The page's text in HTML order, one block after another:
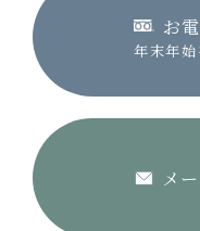
お
年末年
メ